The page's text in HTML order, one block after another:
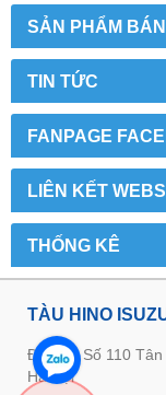
SẢN PHẨM
TIN TỨC
FANPAGE
LIÊN KẾT
THỐNG KÊ
TÀU HINO
Địa chỉ: Số 110
Hà Nội